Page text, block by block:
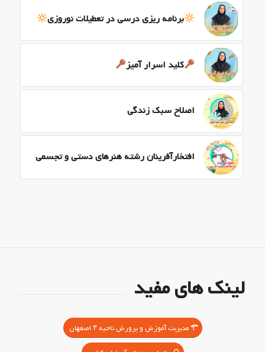
برنامه ریزی درسی در تعطیلات نوروزی
کلید اسرار آمیز
اصلاح سبک زندگی
افتخارآفرینان رشته هنرهای دستی و تجسمی
لینک های مفید
مدیریت آموزش و پرورش ناحیه ۳ اصفهان